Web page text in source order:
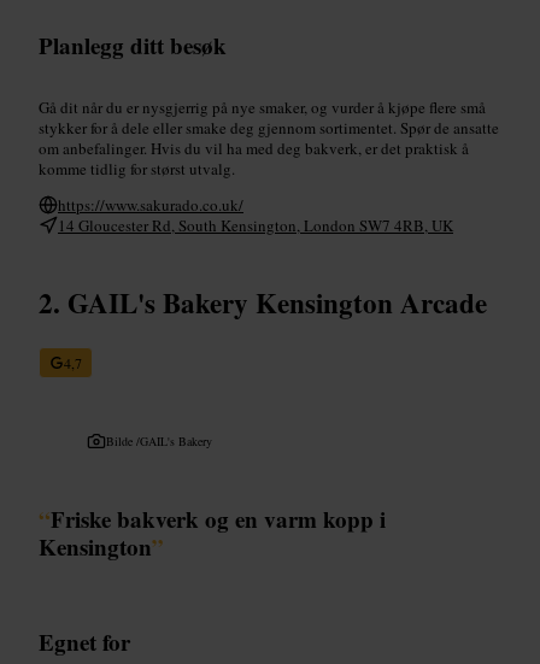
Planlegg ditt besøk
Gå dit når du er nysgjerrig på nye smaker, og vurder å kjøpe flere små
stykker for å dele eller smake deg gjennom sortimentet. Spør de ansatte
om anbefalinger. Hvis du vil ha med deg bakverk, er det praktisk å
komme tidlig for størst utvalg.
https://www.sakurado.co.uk/
14 Gloucester Rd, South Kensington, London SW7 4RB, UK
GAIL's Bakery Kensington Arcade
4,7
Bilde /GAIL's Bakery
“Friske bakverk og en varm kopp i
Kensington”
Egnet for